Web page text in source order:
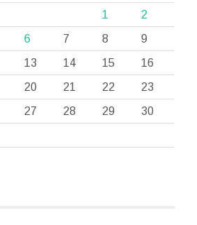
1
2
6 7 8
9
13 14 15
16
20 21 22
23
27 28 29
30